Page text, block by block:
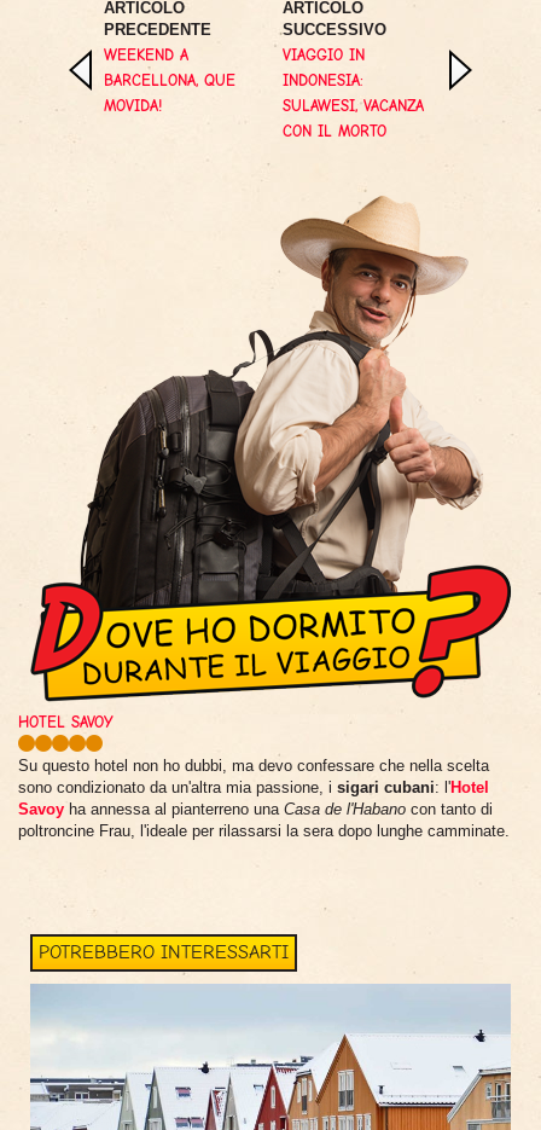
ARTICOLO
PRECEDENTE
WEEKEND A
BARCELLONA, QUE
MOVIDA!
ARTICOLO
SUCCESSIVO
VIAGGIO IN
INDONESIA:
SULAWESI, VACANZA
CON IL MORTO
HOTEL SAVOY
Su questo hotel non ho dubbi, ma devo confessare che nella scelta
sono condizionato da un'altra mia passione, i sigari cubani: l'Hotel
Savoy ha annessa al pianterreno una Casa de l'Habano con tanto di
poltroncine Frau, l'ideale per rilassarsi la sera dopo lunghe camminate.
POTREBBERO INTERESSARTI